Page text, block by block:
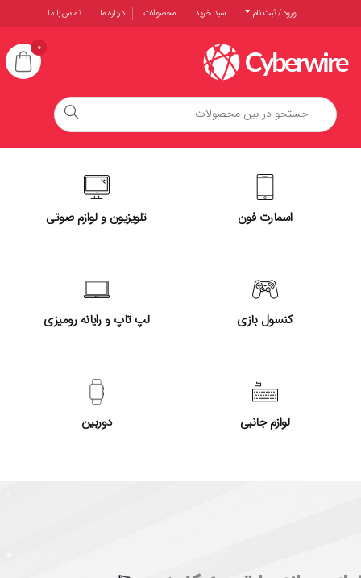
ورود / ثبت نام سبد خرید محصولات درباره ما تماس با ما
0
تلویزیون و لوازم صوتی اسمارت فون
لپ تاپ و رایانه رومیزی کنسول بازی
دوربین لوازم جانبی